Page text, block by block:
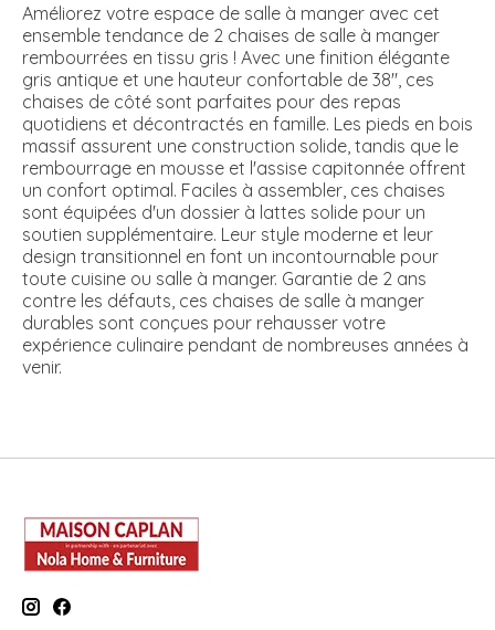
Améliorez votre espace de salle à manger avec cet
ensemble tendance de 2 chaises de salle à manger
rembourrées en tissu gris ! Avec une finition élégante
gris antique et une hauteur confortable de 38", ces
chaises de côté sont parfaites pour des repas
quotidiens et décontractés en famille. Les pieds en bois
massif assurent une construction solide, tandis que le
rembourrage en mousse et l'assise capitonnée offrent
un confort optimal. Faciles à assembler, ces chaises
sont équipées d'un dossier à lattes solide pour un
soutien supplémentaire. Leur style moderne et leur
design transitionnel en font un incontournable pour
toute cuisine ou salle à manger. Garantie de 2 ans
contre les défauts, ces chaises de salle à manger
durables sont conçues pour rehausser votre
expérience culinaire pendant de nombreuses années à
venir.